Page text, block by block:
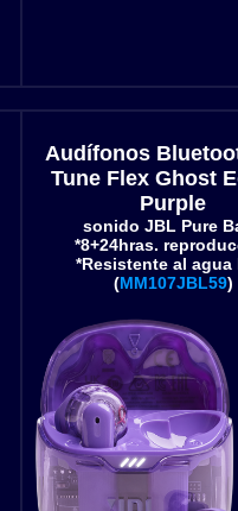
Audífonos
Tune Flex Ghost
Purple
sonido JBL Pure
*8+24hras.
*Resistente al agua
(MM107JBL59)